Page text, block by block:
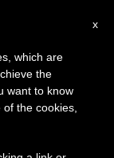
una
la
×
la pausa
de verano
el
x
which are
the
want to know
the cookies,